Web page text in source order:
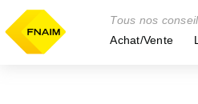
Tous nos
Achat/Vente